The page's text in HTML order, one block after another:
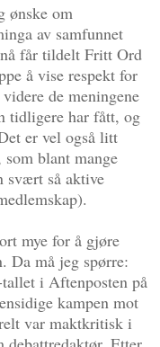
ønske om
av samfunnet
får tildelt Fritt Ord
å vise respekt for
de meningene
tidligere har fått, og
er vel også litt
blant mange
svært så aktive
mye for å gjøre
Da må jeg spørre:
i Aftenposten på
kampen mot
var maktkritisk i